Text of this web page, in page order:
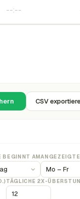
CSV
BEGINNT AM
TÄGLICHE 2X-